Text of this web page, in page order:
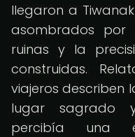
llegaron a
asombrados por
ruinas y la
construidas.
viajeros describen
lugar sagrado
percibía una